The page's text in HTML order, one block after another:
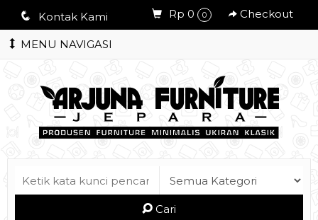
q Kontak Kami Rp 0 0 Checkout
MENU NAVIGASI
Cari